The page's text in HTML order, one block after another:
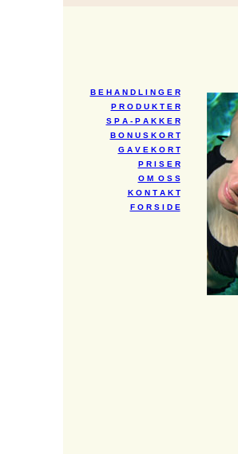
B E H A N D L I N G E R
P R O D U K T E R
S P A - P A K K E R
B O N U S K O R T
G A V E K O R T
P R I S E R
O M O S S
K O N T A K T
F O R S I D E